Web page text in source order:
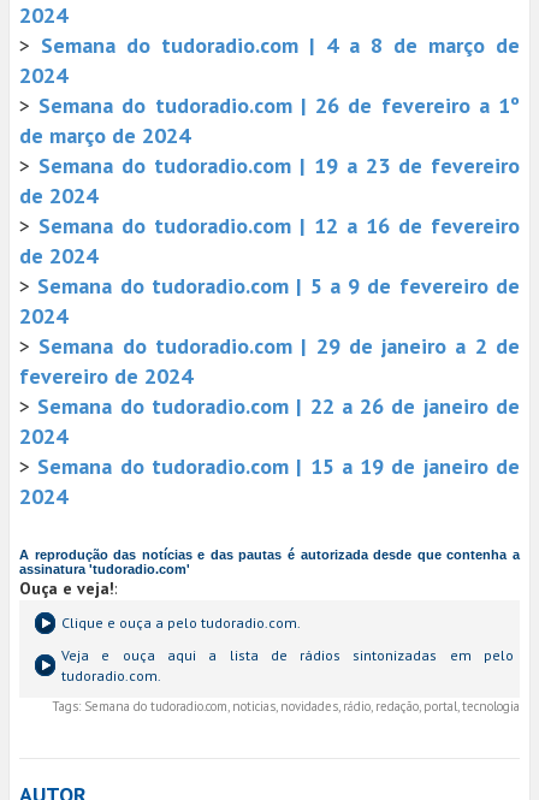
2024
> Semana do tudoradio.com | 4 a 8 de março de
2024
> Semana do tudoradio.com | 26 de fevereiro a 1º
de março de 2024
> Semana do tudoradio.com | 19 a 23 de fevereiro
de 2024
> Semana do tudoradio.com | 12 a 16 de fevereiro
de 2024
> Semana do tudoradio.com | 5 a 9 de fevereiro de
2024
> Semana do tudoradio.com | 29 de janeiro a 2 de
fevereiro de 2024
> Semana do tudoradio.com | 22 a 26 de janeiro de
2024
> Semana do tudoradio.com | 15 a 19 de janeiro de
2024
A reprodução das notícias e das pautas é autorizada desde que contenha a
assinatura 'tudoradio.com'
Ouça e veja!:
Clique e ouça a pelo tudoradio.com.
Veja e ouça aqui a lista de rádios sintonizadas em pelo
tudoradio.com.
Tags: Semana do tudoradio.com, noticias, novidades, rádio, redação, portal, tecnologia